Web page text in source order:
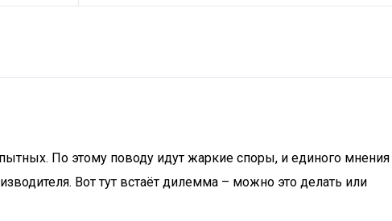
По этому поводу идут жаркие споры, и единого мнения
Вот тут встаёт дилемма – можно это делать или